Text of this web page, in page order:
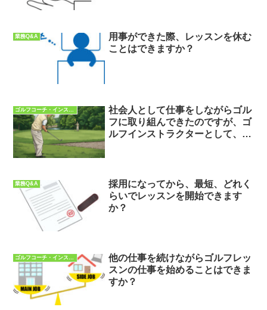
業務Q&A
用事ができた際、レッスンを休む
ことはできますか？
ゴルフコーチ・インストラクターQ&A
社会人として仕事をしながらゴル
フに取り組んできたのですが、ゴ
ルフインストラクターとして、仕
業務Q&A
採用になってから、最短、どれく
らいでレッスンを開始できます
か？
他の仕事を続けながらゴルフレッ
スンの仕事を始めることはできま
すか？